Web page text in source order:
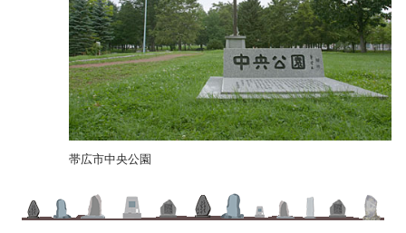
帯広市中央公園